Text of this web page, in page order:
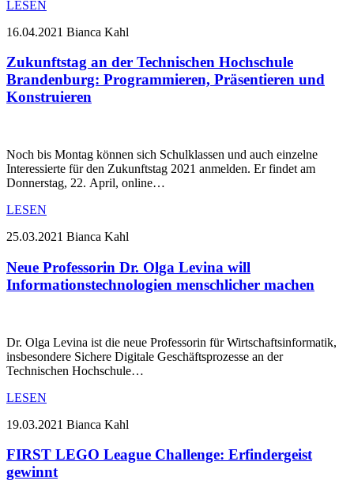
LESEN
16.04.2021 Bianca Kahl
Zukunftstag an der Technischen Hochschule
Brandenburg: Programmieren, Präsentieren und
Konstruieren
Noch bis Montag können sich Schulklassen und auch einzelne
Interessierte für den Zukunftstag 2021 anmelden. Er findet am
Donnerstag, 22. April, online…
LESEN
25.03.2021 Bianca Kahl
Neue Professorin Dr. Olga Levina will
Informationstechnologien menschlicher machen
Dr. Olga Levina ist die neue Professorin für Wirtschaftsinformatik,
insbesondere Sichere Digitale Geschäftsprozesse an der
Technischen Hochschule…
LESEN
19.03.2021 Bianca Kahl
FIRST LEGO League Challenge: Erfindergeist
gewinnt